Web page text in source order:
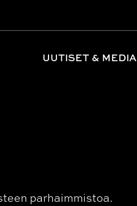
UUTISET & MEDIA
parhaimmistoa.